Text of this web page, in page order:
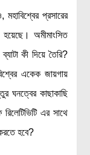
প্রসারের
অমীমাংসিত
কী দিয়ে তৈরি?
একেক জায়গায়
ঘনত্বের কাছাকাছি
এর সাথে
হবে?